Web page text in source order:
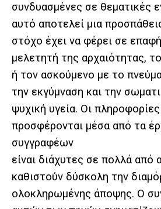
συνδυασμένες σε θεματικές
αυτό αποτελεί μια
στόχο έχει να φέρει σε
μελετητή της αρχαιότητας,
ή τον ασκούμενο με το
την εκγύμναση και την
ψυχική υγεία. Οι
προσφέρονται μέσα από τα
συγγραφέων
είναι διάχυτες σε πολλά από
καθιστούν δύσκολη την
ολοκληρωμένης άποψης. Ο